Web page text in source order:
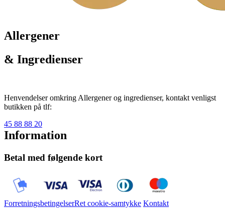
Allergener
& Ingredienser
Henvendelser omkring Allergener og ingredienser, kontakt venligst
butikken på tlf:
45 88 88 20
Information
Betal med følgende kort
ForretningsbetingelserRet cookie-samtykke Kontakt